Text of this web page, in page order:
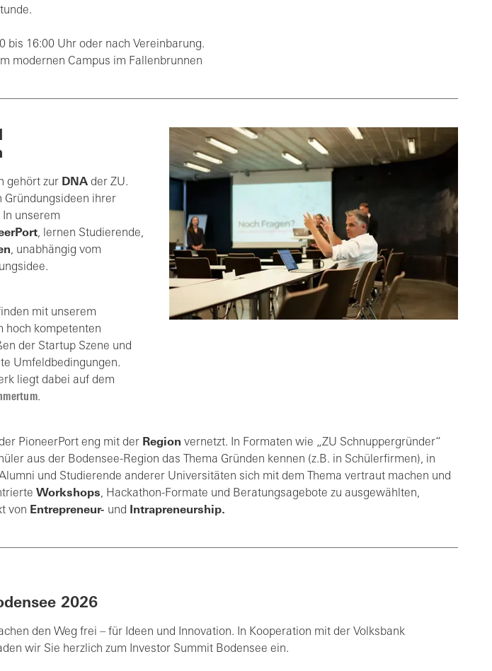
bis 16:00 Uhr oder nach Vereinbarung.
modernen Campus im Fallenbrunnen
gehört zur DNA der ZU.
Gründungsideen ihrer
unserem
, lernen Studierende,
, unabhängig vom
mit unserem
hoch kompetenten
der Startup Szene und
Umfeldbedingungen.
liegt dabei auf dem
.
PioneerPort eng mit der Region vernetzt. In Formaten wie „ZU Schnuppergründer“
aus der Bodensee-Region das Thema Gründen kennen (z.B. in Schülerfirmen), in
und Studierende anderer Universitäten sich mit dem Thema vertraut machen und
Workshops, Hackathon-Formate und Beratungsagebote zu ausgewählten,
von Entrepreneur- und Intrapreneurship.
2026
den Weg frei – für Ideen und Innovation. In Kooperation mit der Volksbank
wir Sie herzlich zum Investor Summit Bodensee ein.